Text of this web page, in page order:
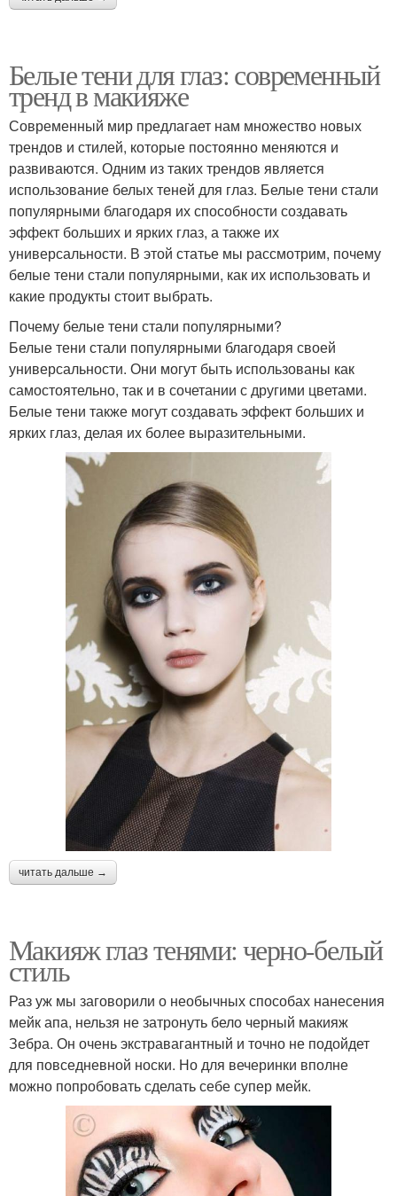
Белые тени для глаз: современный
тренд в макияже
Современный мир предлагает нам множество новых
трендов и стилей, которые постоянно меняются и
развиваются. Одним из таких трендов является
использование белых теней для глаз. Белые тени стали
популярными благодаря их способности создавать
эффект больших и ярких глаз, а также их
универсальности. В этой статье мы рассмотрим, почему
белые тени стали популярными, как их использовать и
какие продукты стоит выбрать.
Почему белые тени стали популярными?
Белые тени стали популярными благодаря своей
универсальности. Они могут быть использованы как
самостоятельно, так и в сочетании с другими цветами.
Белые тени также могут создавать эффект больших и
ярких глаз, делая их более выразительными.
читать дальше →
Макияж глаз тенями: черно-белый
стиль
Раз уж мы заговорили о необычных способах нанесения
мейк апа, нельзя не затронуть бело черный макияж
Зебра. Он очень экстравагантный и точно не подойдет
для повседневной носки. Но для вечеринки вполне
можно попробовать сделать себе супер мейк.